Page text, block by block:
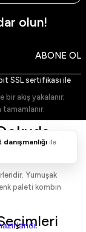
akış yakalanır;
Yumuşak
paleti kombin
olun!
ABONE OL
SSL sertifikası ile
ile
ile